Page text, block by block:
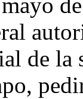
de la